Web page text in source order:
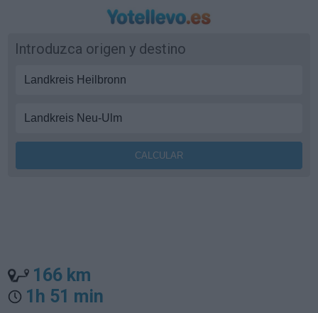
Introduzca origen y destino
166 km
1h 51 min